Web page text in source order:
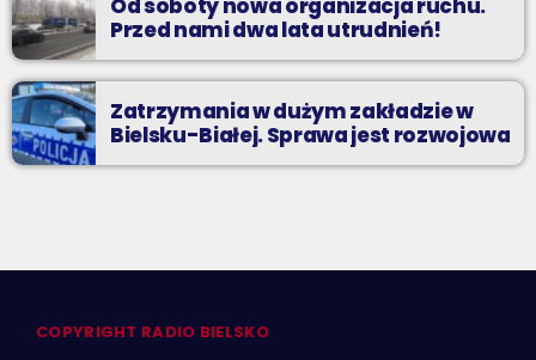
Od soboty nowa organizacja ruchu.
Przed nami dwa lata utrudnień!
Zatrzymania w dużym zakładzie w
Bielsku-Białej. Sprawa jest rozwojowa
COPYRIGHT RADIO BIELSKO